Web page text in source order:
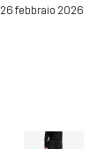
26 febbraio 2026